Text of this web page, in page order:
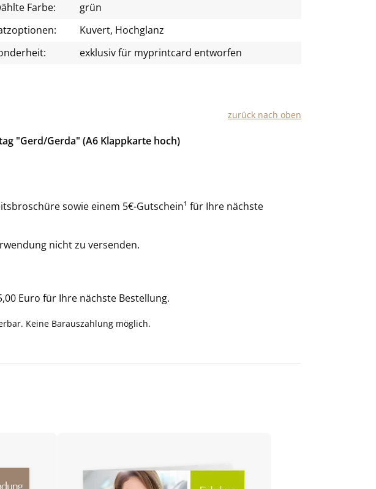
Farbe:
grün
Kuvert, Hochglanz
exklusiv für myprintcard entworfen
zurück nach oben
"Gerd/Gerda" (A6 Klappkarte hoch)
sowie einem 5€-Gutschein¹ für Ihre nächste
nicht zu versenden.
Euro für Ihre nächste Bestellung.
Keine Barauszahlung möglich.